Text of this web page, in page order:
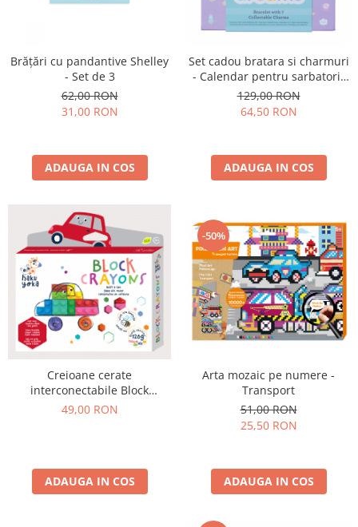
Brățări cu pandantive Shelley
- Set de 3
62,00 RON
31,00 RON
ADAUGA IN COS
Set cadou bratara si charmuri
- Calendar pentru sarbatorit
evenimente Chase Your
Dream
129,00 RON
64,50 RON
ADAUGA IN COS
Creioane cerate
interconectabile Block
Crayons - Masina, Haku Yoka
49,00 RON
ADAUGA IN COS
-50%
Arta mozaic pe numere -
Transport
51,00 RON
25,50 RON
ADAUGA IN COS